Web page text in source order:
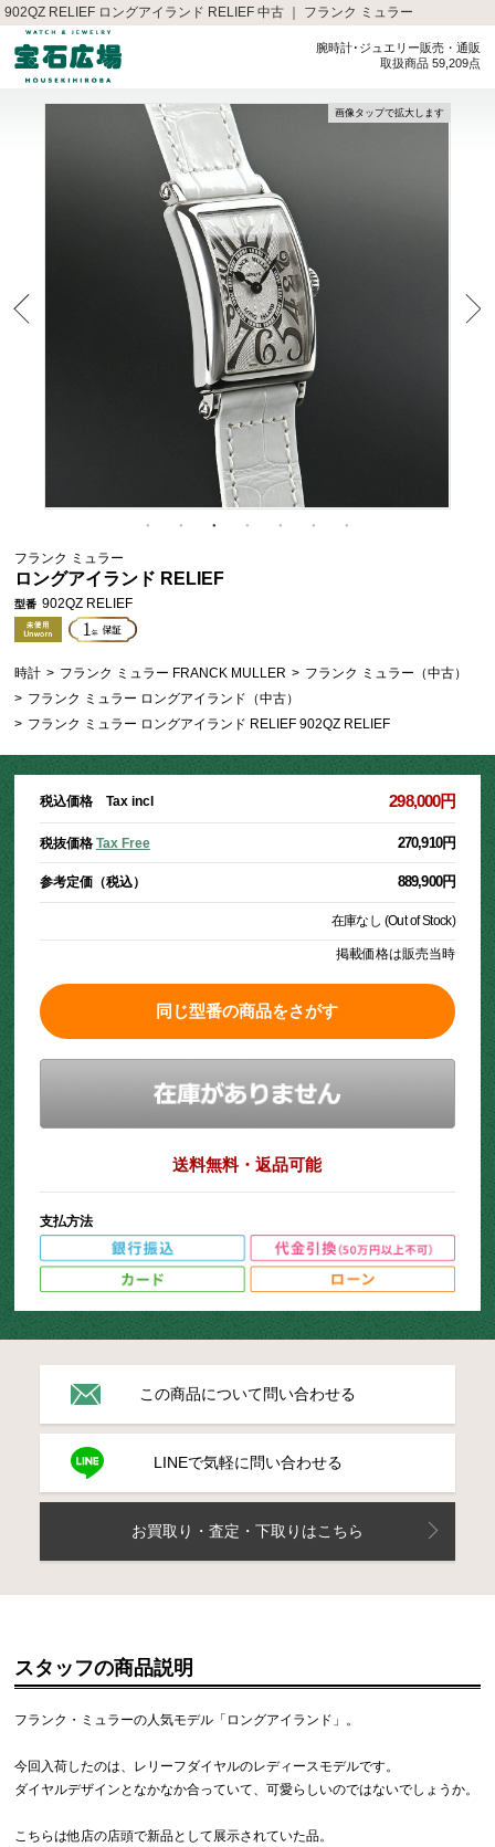
902QZ RELIEF ロングアイランド RELIEF 中古 ｜ フランク ミュラー
腕時計･ジュエリー販売・通販
取扱商品 59,209点
画像タップで拡大します
フランク ミュラー
ロングアイランド RELIEF
型番 902QZ RELIEF
時計 > フランク ミュラー FRANCK MULLER > フランク ミュラー（中古）
> フランク ミュラー ロングアイランド（中古）
> フランク ミュラー ロングアイランド RELIEF 902QZ RELIEF
税込価格 Tax incl 298,000円
税抜価格 Tax Free 270,910円
参考定価（税込） 889,900円
在庫なし (Out of Stock)
掲載価格は販売当時
同じ型番の商品をさがす
送料無料・返品可能
支払方法
この商品について問い合わせる
LINEで気軽に問い合わせる
お買取り・査定・下取りはこちら
スタッフの商品説明
フランク・ミュラーの人気モデル「ロングアイランド」。
今回入荷したのは、レリーフダイヤルのレディースモデルです。
ダイヤルデザインとなかなか合っていて、可愛らしいのではないでしょうか。
こちらは他店の店頭で新品として展示されていた品。